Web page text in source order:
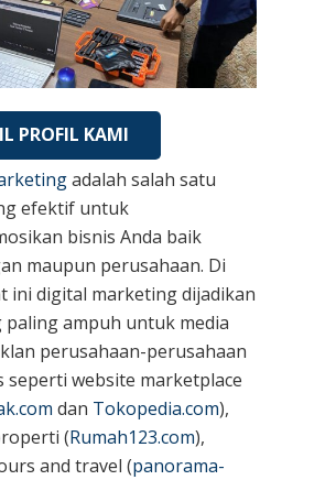
PROFIL KAMI
adalah salah satu
efektif untuk
bisnis Anda baik
maupun perusahaan. Di
ini digital marketing dijadikan
paling ampuh untuk media
perusahaan-perusahaan
seperti website marketplace
dan Tokopedia.com),
(Rumah123.com),
and travel (panorama-